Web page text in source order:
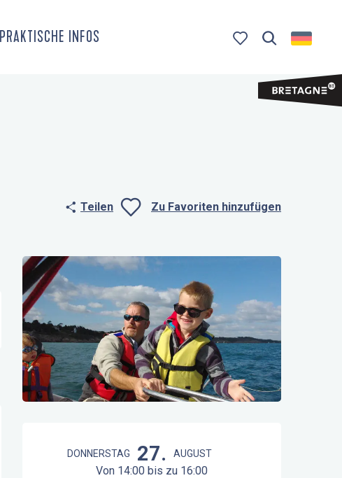
PRAKTISCHE INFOS
Teilen Zu Favoriten hinzufügen
Öffnungszeiten & Kontaktdaten
DONNERSTAG 27. AUGUST
Von 14:00 bis zu 16:00